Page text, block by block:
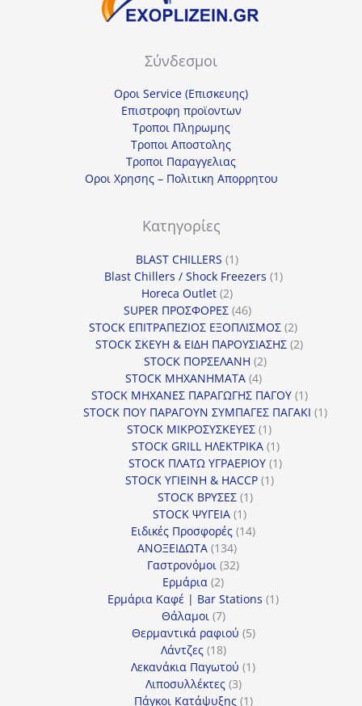
Σύνδεσμοι
Οροι Service (Επισκευης)
Επιστροφη προϊοντων
Τροποι Πληρωμης
Τροποι Αποστολης
Τροποι Παραγγελιας
Οροι Χρησης – Πολιτικη Απορρητου
Κατηγορίες
BLAST CHILLERS 11
προϊόν
Blast Chillers / Shock Freezers 11
Horeca Outlet 22
προϊόντα
SUPER ΠΡΟΣΦΟΡΕΣ 4646
προϊόντα
STOCK ΕΠΙΤΡΑΠΕΖΙΟΣ ΕΞΟΠΛΙΣΜΟΣ 22
προϊόντα
STOCK ΣΚΕΥΗ & ΕΙΔΗ ΠΑΡΟΥΣΙΑΣΗΣ 22
STOCK ΠΟΡΣΕΛΑΝΗ 22
STOCK ΜΗΧΑΝΗΜΑΤΑ 44
προϊόντα
STOCK ΜΗΧΑΝΕΣ ΠΑΡΑΓΩΓΗΣ ΠΑΓΟΥ 11
προϊόν
STOCK ΠΟΥ ΠΑΡΑΓΟΥΝ ΣΥΜΠΑΓΕΣ ΠΑΓΑΚΙ 11
STOCK ΜΙΚΡΟΣΥΣΚΕΥΕΣ 11
προϊόν
STOCK GRILL ΗΛΕΚΤΡΙΚΑ 11
προϊόν
STOCK ΠΛΑΤΩ ΥΓΡΑΕΡΙΟΥ 11
STOCK ΥΓΙΕΙΝΗ & HACCP 11
STOCK ΒΡΥΣΕΣ 11
STOCK ΨΥΓΕΙΑ 11
προϊόν
Ειδικές Προσφορές 1414
ΑΝΟΞΕΙΔΩΤΑ 134134
προϊόντα
Γαστρονόμοι 3232
Ερμάρια 22
προϊόντα
Ερμάρια Καφέ | Bar Stations 11
Θάλαμοι 77
προϊόντα
Θερμαντικά ραφιού 55
Λάντζες 1818
προϊόντα
Λεκανάκια Παγωτού 11
Λιποσυλλέκτες 33
προϊόντα
Πάγκοι Κατάψυξης 11